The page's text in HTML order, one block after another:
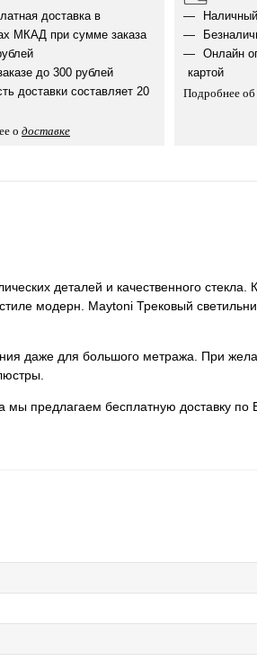
доставка в
МКАД при сумме заказа
до 300 рублей
доставки составляет 20
о доставке
Онлайн
картой
Подробнее об
деталей и качественного стекла.
модерн. Maytoni Трековый
даже для большого метража. При
мы предлагаем бесплатную доставку по